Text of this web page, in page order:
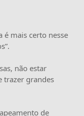
é mais certo nesse
não estar
trazer grandes
de